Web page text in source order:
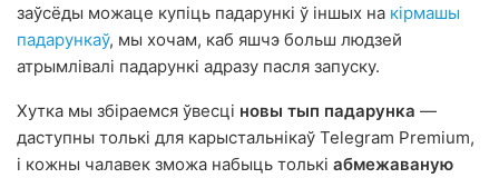
заўсёды можаце купіць падарункі ў іншых на кірмашы
падарункаў, мы хочам, каб яшчэ больш людзей
атрымлівалі падарункі адразу пасля запуску.
Хутка мы збіраемся ўвесці новы тып падарунка —
даступны толькі для карыстальнікаў Telegram Premium,
і кожны чалавек зможа набыць толькі абмежаваную